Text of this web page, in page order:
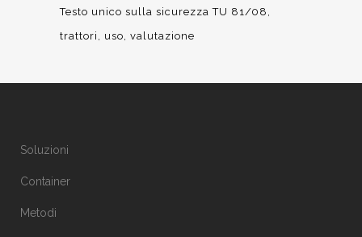
Testo unico sulla sicurezza TU 81/08
trattori
uso valutazione
Soluzioni
Container
Metodi